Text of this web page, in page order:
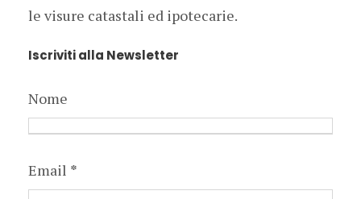
le visure catastali ed ipotecarie.
Iscriviti alla Newsletter
Nome
Email *